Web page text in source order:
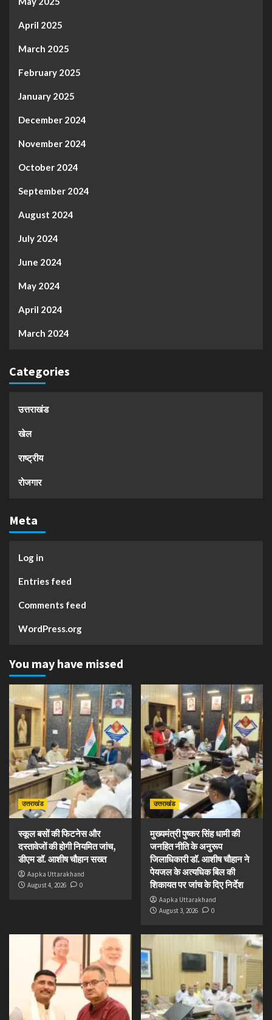
April 2025
March 2025
February 2025
January 2025
December 2024
November 2024
October 2024
September 2024
August 2024
July 2024
June 2024
May 2024
April 2024
March 2024
Categories
उत्तराखंड
खेल
राष्ट्रीय
रोजगार
Meta
Log in
Entries feed
Comments feed
WordPress.org
You may have missed
उत्तराखंड
स्कूल बसों की फिटनेस और
दस्तावेजों की होगी नियमित जांच,
डीएम डॉ. आशीष चौहान सख्त
Aapka Uttarakhand
August 4, 2026
0
उत्तराखंड
मुख्यमंत्री पुष्कर सिंह धामी की
जनहित नीति के अनुरूप
जिलाधिकारी डॉ. आशीष चौहान ने
पेयजल के अत्यधिक बिल की
शिकायत पर जांच के दिए निर्देश
Aapka Uttarakhand
August 3, 2026
0